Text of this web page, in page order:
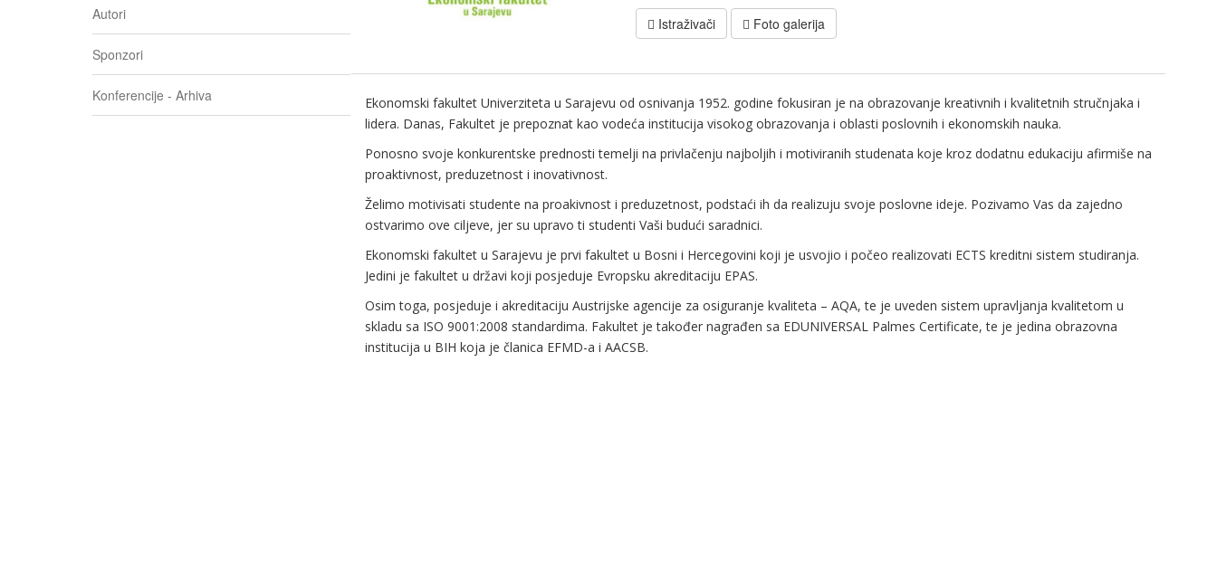
Autori
Sponzori
Konferencije - Arhiva
Istraživači
Foto galerija
Ekonomski fakultet Univerziteta u Sarajevu od osnivanja 1952. godine fokusiran je na obrazovanje kreativnih i kvalitetnih stručnjaka i
lidera. Danas, Fakultet je prepoznat kao vodeća institucija visokog obrazovanja i oblasti poslovnih i ekonomskih nauka.
Ponosno svoje konkurentske prednosti temelji na privlačenju najboljih i motiviranih studenata koje kroz dodatnu edukaciju afirmiše na
proaktivnost, preduzetnost i inovativnost.
Želimo motivisati studente na proakivnost i preduzetnost, podstaći ih da realizuju svoje poslovne ideje. Pozivamo Vas da zajedno
ostvarimo ove ciljeve, jer su upravo ti studenti Vaši budući saradnici.
Ekonomski fakultet u Sarajevu je prvi fakultet u Bosni i Hercegovini koji je usvojio i počeo realizovati ECTS kreditni sistem studiranja.
Jedini je fakultet u državi koji posjeduje Evropsku akreditaciju EPAS.
Osim toga, posjeduje i akreditaciju Austrijske agencije za osiguranje kvaliteta – AQA, te je uveden sistem upravljanja kvalitetom u
skladu sa ISO 9001:2008 standardima. Fakultet je također nagrađen sa EDUNIVERSAL Palmes Certificate, te je jedina obrazovna
institucija u BIH koja je članica EFMD-a i AACSB.